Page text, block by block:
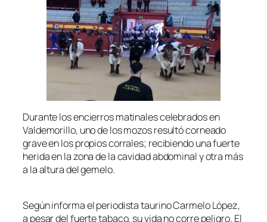
Durante los encierros matinales celebrados en
Valdemorillo, uno de los mozos resultó corneado
grave en los propios corrales; recibiendo una fuerte
herida en la zona de la cavidad abdominal y otra más
a la altura del gemelo.
Según informa el periodista taurino Carmelo López,
a pesar del fuerte tabaco, su vida no corre peligro. El